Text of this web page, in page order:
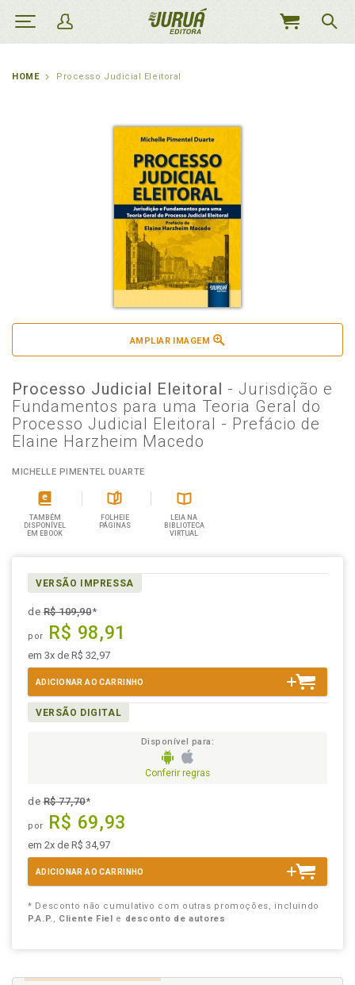
MEU
HOME Processo Judicial Eleitoral
AMPLIAR IMAGEM
Processo Judicial Eleitoral - Jurisdição e
Fundamentos para uma Teoria Geral do
Processo Judicial Eleitoral - Prefácio de
Elaine Harzheim Macedo
MICHELLE PIMENTEL DUARTE
TAMBÉM
DISPONÍVEL
EM EBOOK
FOLHEIE
PÁGINAS
LEIA NA
BIBLIOTECA
VIRTUAL
VERSÃO IMPRESSA
deR$ 109,90*
por R$ 98,91
em 3x de R$ 32,97
ADICIONAR AO CARRINHO
VERSÃO DIGITAL
Disponível para:
Conferir regras
deR$ 77,70*
por R$ 69,93
em 2x de R$ 34,97
ADICIONAR AO CARRINHO
* Desconto não cumulativo com outras promoções, incluindo
P.A.P., Cliente Fiel e desconto de autores